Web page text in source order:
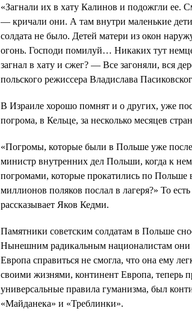
«Загнали их в хату Калинов и подожгли ее.
— кричали они. А там внутри маленькие
солдата не было. Детей матери из окон
огонь. Господи помилуй… Никаких тут
загнал в хату и сжег? — Все загоняли, вся
польского режиссера Владислава
В Израиле хорошо помнят и о других, уже
погрома, в Кельце, за несколько месяцев
«Погромы, которые были в Польше уже
министр внутренних дел Польши, когда к
погромами, которые прокатились по Польше
миллионов поляков послал в лагеря?» То
рассказывает Яков Кедми.
Памятники советским солдатам в Польше
Нынешним радикальным националистам они
Европа справиться не смогла, что она ему
своими жизнями, континент Европа, теперь
универсальные правила гуманизма, был
«Майданека» и «Треблинки».